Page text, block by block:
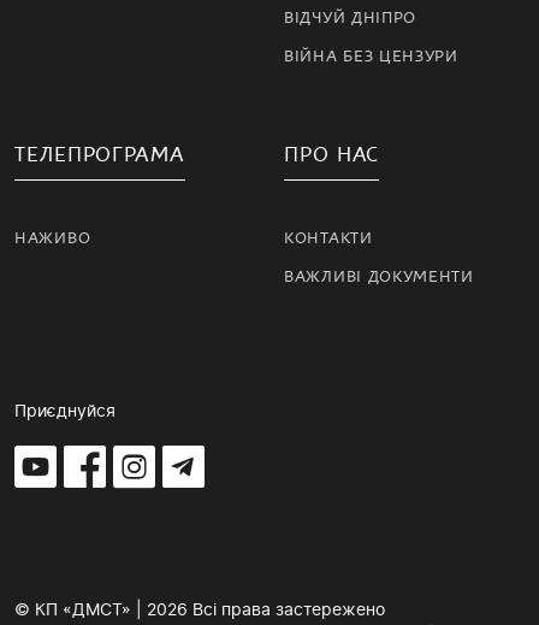
ВІДЧУЙ ДНІПРО
ВІЙНА БЕЗ ЦЕНЗУРИ
ТЕЛЕПРОГРАМА
НАЖИВО
ПРО НАС
КОНТАКТИ
ВАЖЛИВІ ДОКУМЕНТИ
Приєднуйся
© КП «ДМСТ» | 2026 Всі права застережено